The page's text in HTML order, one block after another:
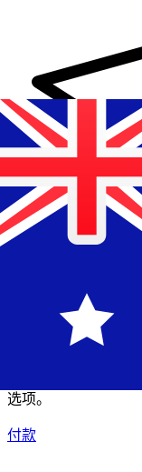
XE 国际汇款
选项。
付款